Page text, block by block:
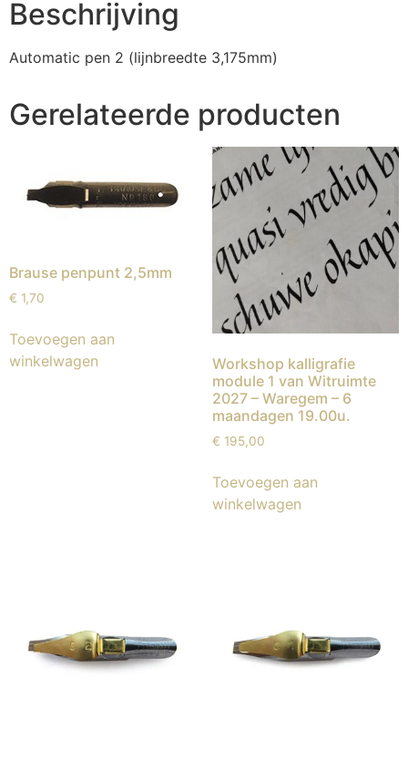
Beschrijving
Automatic pen 2 (lijnbreedte 3,175mm)
Gerelateerde producten
Brause penpunt 2,5mm
€ 1,70
Toevoegen aan
winkelwagen
Workshop kalligrafie
module 1 van Witruimte
2027 – Waregem – 6
maandagen 19.00u.
€ 195,00
Toevoegen aan
winkelwagen